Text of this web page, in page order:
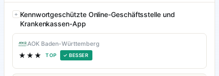
Kennwortgeschützte Online-Geschäftsstelle und
Krankenkassen-App
AOK Baden-Württemberg
★★★ TOP ✓ BESSER